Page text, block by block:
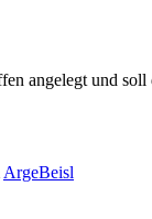
angelegt und
ArgeBeisl